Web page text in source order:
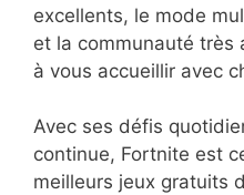
excellents, le mode
et la communauté très
à vous accueillir avec
Avec ses défis
continue, Fortnite est
meilleurs jeux gratuits